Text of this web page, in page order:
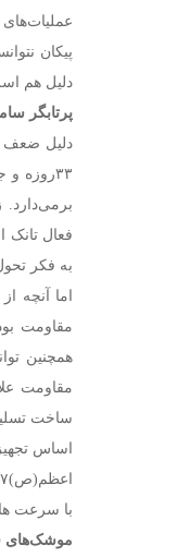
پیکان
دلیل هم
پرتابگر
دلیل ضعف
۳۳روزه
فعال تانک
به فکر
اما آنچه
مقاومت
همچنین
مقاومت
ساخت
اساس
با سرعت
موشک‌های